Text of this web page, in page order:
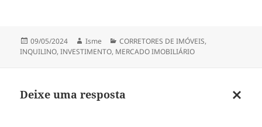
Publicado
em
09/05/2024 Autor
Isme Categorias
CORRETORES DE IMÓVEIS,
INQUILINO,INVESTIMENTO, MERCADO IMOBILIÁRIO
Deixe uma resposta